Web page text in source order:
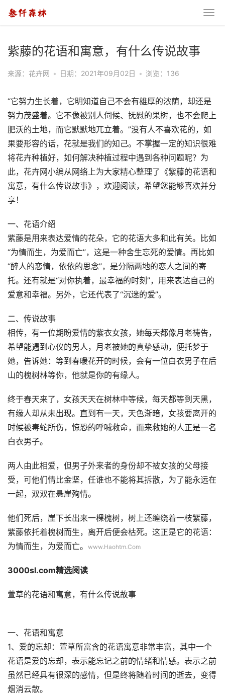
紫藤的花语和寓意，有什么传说故事
来源：花卉网 • 日期：2021年09月02日 • 浏览：136
“它努力生长着，它明知道自己不会有雄厚的浓荫，却还是
努力茂盛着。它不像被别人伺候、抚慰的果树，也不会爬上
肥沃的土地，而它默默地兀立着。”没有人不喜欢花的，如
果要形容的话，花就是我们的知己。不掌握一定的知识很难
将花卉种植好，如何解决种植过程中遇到各种问题呢？为
此，花卉网小编从网络上为大家精心整理了《紫藤的花语和
寓意，有什么传说故事》，欢迎阅读，希望您能够喜欢并分
享！
一、花语介绍
紫藤是用来表达爱情的花朵，它的花语大多和此有关。比如
“为情而生，为爱而亡”，这是一种舍生忘死的爱情。再比如
“醉人的恋情，依依的思念”，是分隔两地的恋人之间的寄
托。还有就是“对你执着，最幸福的时刻”，用来表达自己的
爱意和幸福。另外，它还代表了“沉迷的爱”。
二、传说故事
相传，有一位期盼爱情的紫衣女孩，她每天都像月老祷告，
希望能遇到心仪的男人，月老被她的真挚感动，便托梦于
她，告诉她：等到春暖花开的时候，会有一位白衣男子在后
山的槐树林等你，他就是你的有缘人。
终于春天来了，女孩天天在树林中等候，每天都等到天黑，
有缘人却从未出现。直到有一天，天色渐暗，女孩要离开的
时候被毒蛇所伤，惊恐的呼喊救命，而来救她的人正是一名
白衣男子。
两人由此相爱，但男子外来者的身份却不被女孩的父母接
受，可他们情比金坚，任谁也不能将其拆散，为了能永远在
一起，双双在悬崖殉情。
他们死后，崖下长出来一棵槐树，树上还缠绕着一枝紫藤，
紫藤依托着槐树而生，离开后便会枯死。这正是它的花语：
为情而生，为爱而亡。
www.Haohtm.Com
3000sl.com精选阅读
萱草的花语和寓意，有什么传说故事
一、花语和寓意
1、爱的忘却：萱草所富含的花语寓意非常丰富，其中一个
花语是爱的忘却，表示能忘记之前的情绪和情感。表示之前
虽然已经具有很深的感情，但是终将随着时间的逝去，变得
烟消云散。